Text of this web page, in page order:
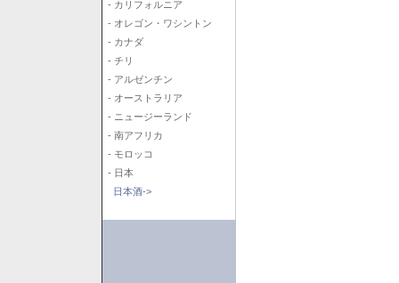
- カリフォルニア
- オレゴン・ワシントン
- カナダ
- チリ
- アルゼンチン
- オーストラリア
- ニュージーランド
- 南アフリカ
- モロッコ
- 日本
日本酒->